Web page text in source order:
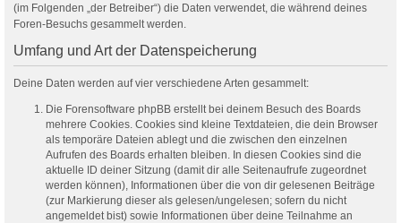
(im Folgenden „der Betreiber“) die Daten verwendet, die während deines
Foren-Besuchs gesammelt werden.
Umfang und Art der Datenspeicherung
Deine Daten werden auf vier verschiedene Arten gesammelt:
Die Forensoftware phpBB erstellt bei deinem Besuch des Boards
mehrere Cookies. Cookies sind kleine Textdateien, die dein Browser
als temporäre Dateien ablegt und die zwischen den einzelnen
Aufrufen des Boards erhalten bleiben. In diesen Cookies sind die
aktuelle ID deiner Sitzung (damit dir alle Seitenaufrufe zugeordnet
werden können), Informationen über die von dir gelesenen Beiträge
(zur Markierung dieser als gelesen/ungelesen; sofern du nicht
angemeldet bist) sowie Informationen über deine Teilnahme an